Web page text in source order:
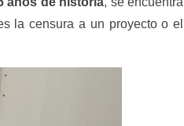
la censura a un proyecto o el